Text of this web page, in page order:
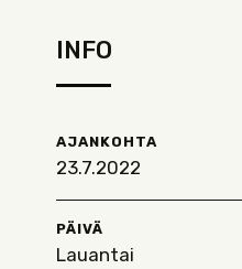
INFO
AJANKOHTA
23.7.2022
PÄIVÄ
Lauantai